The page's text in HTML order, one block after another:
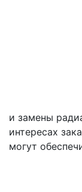
и замены
интересах
могут